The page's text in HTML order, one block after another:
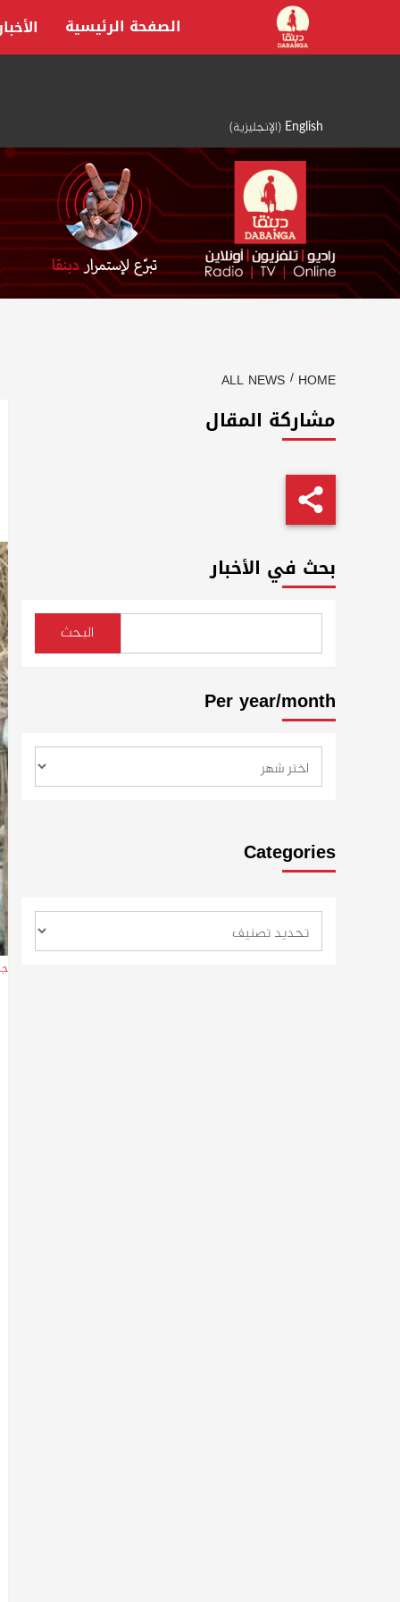
content
English
(الإنجليزية)
الصفحة الرئيسية
HOME
ALL NEWS
مشاركة المقال
بحث في الأخبار
البحث
Per year/month
Categories